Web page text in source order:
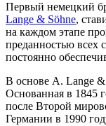
Первый немецкий
Lange & Söhne,
на каждом этапе
преданностью всех
постоянно
В основе A. Lange &
Основанная в 1845
после Второй
Германии в 1990